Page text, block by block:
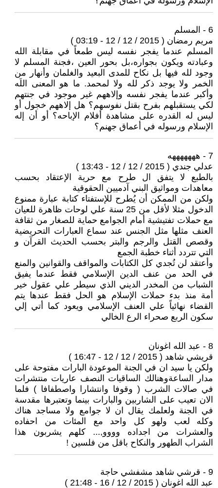
6 - المسلم
مريم رمضان ( 2015 / 12 / 12 - 03:19 )
المسلم عندما يفجر نفسه ليس طمعاً في مقابلة الله
وعبادته ويكون بجواره،بل بحور العين ،فجنة المسلم لا
وجود لله فيها بل نكاح للمدى البعيد والغلمان وأنهار من
الخمر ولا يوجد ذكر لله ولا لمحمد. ما هو المعنى اللَه
وأكبر عندما يفجر نفسه وإلاههم غير موجود في جنتهم
لكي يستقبلهم بفرح بقتل نفوسهم؟ هل إلاههم خجول أو
ليس له القدره على مشاهدة أفلام الإباحه؟ أو أن إله
الإسلام ورسوله في أعماق جهنم؟
7 - هههههههه
عدلي جندي ( 2015 / 12 / 12 - 13:43 )
بالطبع لا يتفق ال طرح مع حرية الإعتقاد بحسب
معاهدات ومواثيق البني آدميين الحقوقية
ولكن من الممكن أن يُطرح للإستفتاء كتابة عبارة ممنوع
الدخول مثلا لأقل من 25 سنة علي لوحات ظاهرة للعيان
مع حملات تفتيشية أمام الجوامع حماية للصغار من ثقافة
العنف مثلها مثل الجنس عند سماع العبارات التحريضية
وقصص القتل والرجم والبتر بحسب الحديث القرآن و
التي تتردد أثناء خطبة الجمع
وأعتقد لن تُجدي كل الكتابات والمواقف والقوانين والمنع
في الحد من عنف الدين الإسلامي فقط عندما يفيق
الشباب من المخدر الديني الذي سيطر علي عقول خير
أمة منذ بدء حملات الإسلام هو الحل فقط عندها يتم
القضاء نهائياً علي العنف الإسلامي ويعود كما أتي إلي
سكون الربع صحراء الرع الخالي
8 - عبد الله اغونان
قريشي شاهد ( 2015 / 12 / 12 - 16:47 )
ولكن يا سيد ان في الجنة الموعودة البارات مفتوحة على
مدار الساعةوهنالك الساقيات النصف عاريات منتشرات
في صالات الشرب ( وقوفا وانتشارا واصطفافا ) فلما
الان تعيب على الشاربين والبارات بينما وتعتبرها مقدسة
في الجنة ولعلمك يقال ان لا جوامع ولا مساجد هناك
وكله لعب ولهو كل واحد مع المئات من احفاده
والعشرات من اجداده وووو,... كلهم يشربون هذا
الشراب الطهور والنكاح باقل من فلسين !
9 - قرشي شاهد مشفشي حاجة
عبد الله اغونان ( 2015 / 12 / 16 - 21:48 )